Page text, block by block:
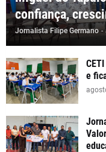
confiança,
Jornalista Filipe Germano -
e